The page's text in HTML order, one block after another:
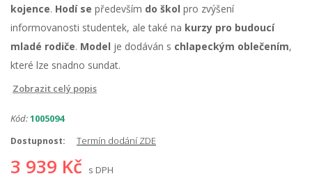
kojence. Hodí se především do škol pro zvýšení
informovanosti studentek, ale také na kurzy pro budoucí
mladé rodiče. Model je dodáván s chlapeckým oblečením,
které lze snadno sundat.
Zobrazit celý popis
Kód:1005094
Dostupnost: Termín dodání ZDE
3 939 Kč s DPH